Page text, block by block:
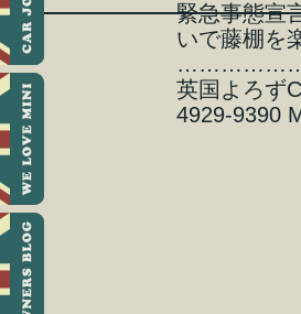
緊急事態宣
いで藤棚を
英国よろず
4929-9390